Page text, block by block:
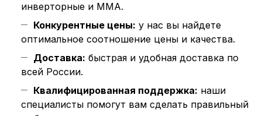
инверторные и MMA.
Конкурентные цены: у нас вы найдете
оптимальное соотношение цены и качества.
Доставка: быстрая и удобная доставка по
всей России.
Квалифицированная поддержка: наши
специалисты помогут вам сделать правильный